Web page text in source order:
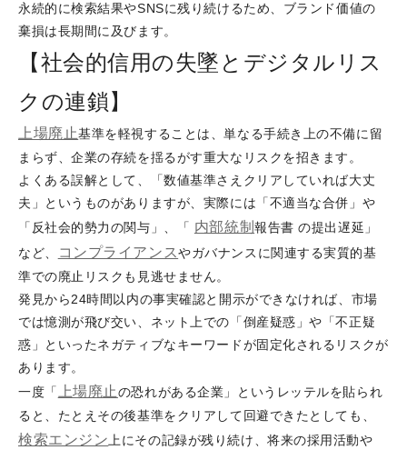
永続的に検索結果やSNSに残り続けるため、ブランド価値の
棄損は長期間に及びます。
【社会的信用の失墜とデジタルリス
クの連鎖】
上場廃止基準を軽視することは、単なる手続き上の不備に留
まらず、企業の存続を揺るがす重大なリスクを招きます。
よくある誤解として、「数値基準さえクリアしていれば大丈
夫」というものがありますが、実際には「不適当な合併」や
「反社会的勢力の関与」、「 内部統制報告書 の提出遅延」
など、
コンプライアンスやガバナンスに関連する実質的基
準での廃止リスクも見逃せません。
発見から24時間以内の事実確認と開示ができなければ、市場
では憶測が飛び交い、ネット上での「倒産疑惑」や「不正疑
惑」といったネガティブなキーワードが固定化されるリスクが
あります。
一度「
上場廃止の恐れがある企業」というレッテルを貼られ
ると、たとえその後基準をクリアして回避できたとしても、
検索エンジン 上にその記録が残り続け、将来の採用活動や